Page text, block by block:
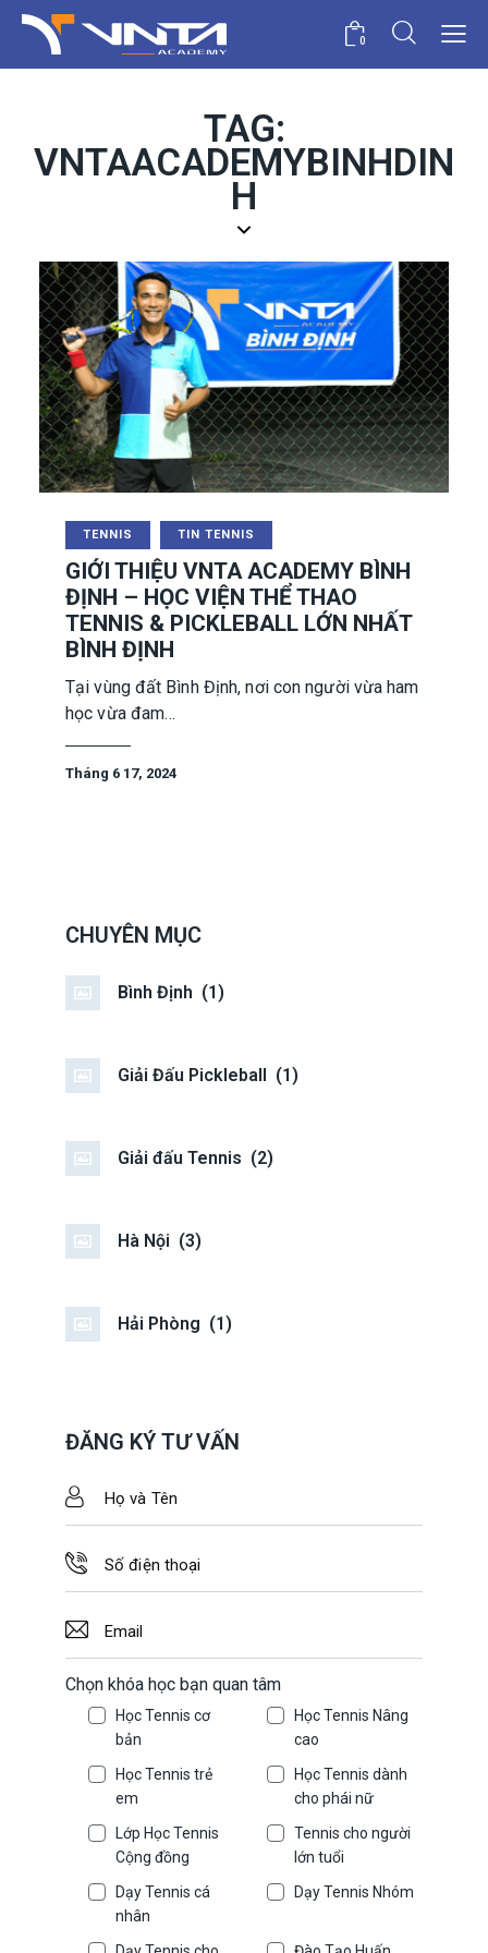
0
TAG:
VNTAACADEMYBINHDIN
H
TENNIS TIN TENNIS
GIỚI THIỆU VNTA ACADEMY BÌNH
ĐỊNH – HỌC VIỆN THỂ THAO
TENNIS & PICKLEBALL LỚN NHẤT
BÌNH ĐỊNH
Tại vùng đất Bình Định, nơi con người vừa ham
học vừa đam…
Tháng 6 17, 2024
CHUYÊN MỤC
Bình Định (1)
Giải Đấu Pickleball (1)
Giải đấu Tennis (2)
Hà Nội (3)
Hải Phòng (1)
ĐĂNG KÝ TƯ VẤN
Chọn khóa học bạn quan tâm
Học Tennis cơ
bản
Học Tennis Nâng
cao
Học Tennis trẻ
em
Học Tennis dành
cho phái nữ
Lớp Học Tennis
Cộng đồng
Tennis cho người
lớn tuổi
Dạy Tennis cá
nhân
Dạy Tennis Nhóm